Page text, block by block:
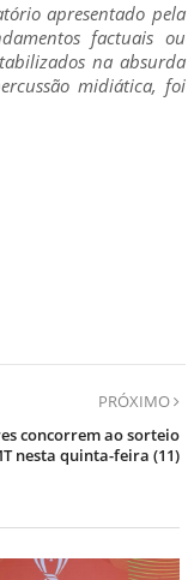
apresentado pela
factuais ou
na absurda
midiática, foi
PRÓXIMO
concorrem ao sorteio
nesta quinta-feira (11)